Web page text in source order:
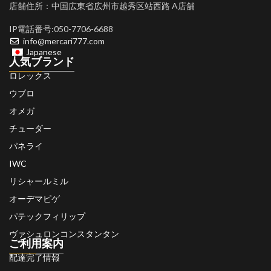
店舗住所：中国広東省広州市越秀区站西路 A店舗
IP電話番号:050-7706-6688
info@mercari777.com
Japanese
人気ブランド
ロレックス
ウブロ
オメガ
チューダー
パネライ
IWC
リシャールミル
オーデマピゲ
パテックフィリップ
ヴァシュロンコンスタンタン
ご利用案内
配達完了情報